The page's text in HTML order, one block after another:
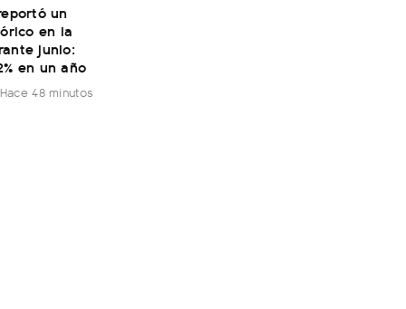
un
en la
junio:
en un año
Hace 48 minutos